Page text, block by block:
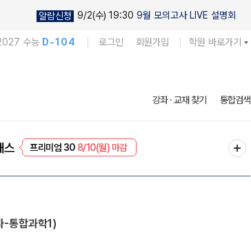
알람신청 9/2(수) 19:30 9월 모의고사 LIVE 설명회
수능 D-104 로그인 회원가입 학원 바로가기
강좌 · 교재 찾기 통합검색
스
EVENT8/10(월) 마감
-통합과학1)